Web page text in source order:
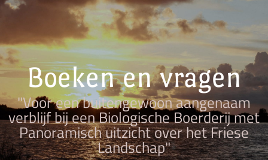
Boeken en vragen
"Voor een buitengewoon aangenaam
verblijf bij een Biologische Boerderij met
Panoramisch uitzicht over het Friese
Landschap"